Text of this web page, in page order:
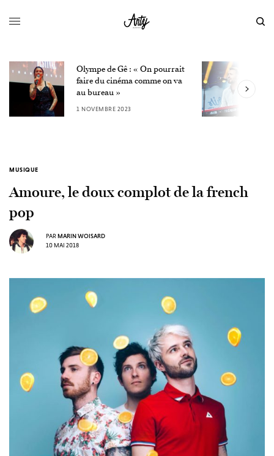
Olympe de Gê : « On pourrait
faire du cinéma comme on va
au bureau »
1 NOVEMBRE 2023
MUSIQUE
Amoure, le doux complot de la french
pop
PAR MARIN WOISARD
10 MAI 2018